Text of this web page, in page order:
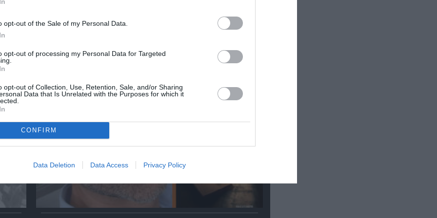
opt-out of the Sale of my Personal Data.
opt-out of processing my Personal Data for Targeted
opt-out of Collection, Use, Retention, Sale, and/or Sharing
Data that Is Unrelated with the Purposes for which it
CONFIRM
Data Deletion Data Access Privacy Policy
Έκθεση Βιβλίου 2026 στο Ναύπλιο